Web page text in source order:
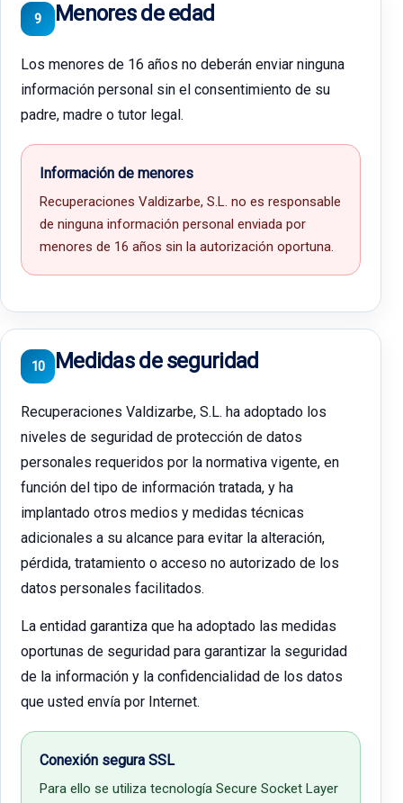
9 Menores de edad
Los menores de 16 años no deberán enviar ninguna
información personal sin el consentimiento de su
padre, madre o tutor legal.
Información de menores
Recuperaciones Valdizarbe, S.L. no es responsable
de ninguna información personal enviada por
menores de 16 años sin la autorización oportuna.
10 Medidas de seguridad
Recuperaciones Valdizarbe, S.L. ha adoptado los
niveles de seguridad de protección de datos
personales requeridos por la normativa vigente, en
función del tipo de información tratada, y ha
implantado otros medios y medidas técnicas
adicionales a su alcance para evitar la alteración,
pérdida, tratamiento o acceso no autorizado de los
datos personales facilitados.
La entidad garantiza que ha adoptado las medidas
oportunas de seguridad para garantizar la seguridad
de la información y la confidencialidad de los datos
que usted envía por Internet.
Conexión segura SSL
Para ello se utiliza tecnología Secure Socket Layer